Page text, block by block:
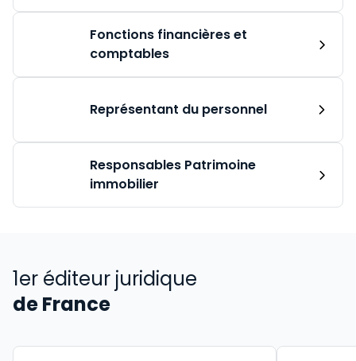
Fonctions financières et
comptables
Représentant du personnel
Responsables Patrimoine
immobilier
1er éditeur juridique
de France